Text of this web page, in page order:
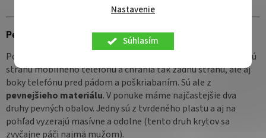
Nastavenie
Súhlasím
Pevné a odolné obaly pre OnePlus Nord 5 5G
Podobne ako u silikónov aj tieto obaly sa "zacvaknú" na zadnú
stranu mobilného telefónu a chránia tak zadnú stranu, ale aj
boky telefónu pred pádom a poškriabaním. Sú ale z
pevnejšieho materiálu. V ponuke máme najčastejšie dva
druhy pevných obalov. Jedny sú z tvrdeného plastu a aj na
pohľad vyzerajú masívne a odolne (tento druh krytov sa
zvyčajne páči najmä mužom).